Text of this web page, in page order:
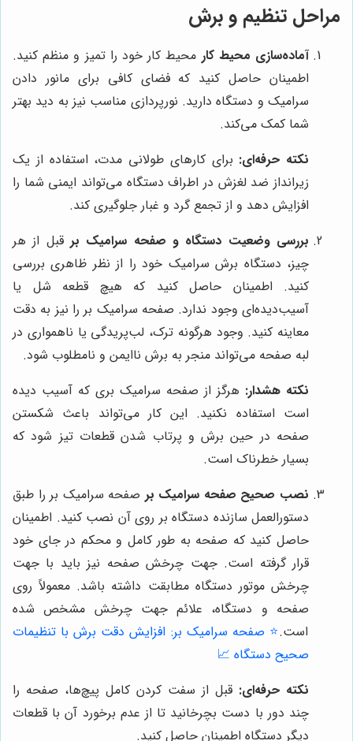
مراحل تنظیم و برش
آماده‌سازی محیط کار محیط کار خود را تمیز و منظم کنید.
اطمینان حاصل کنید که فضای کافی برای مانور دادن
سرامیک و دستگاه دارید. نورپردازی مناسب نیز به دید بهتر
شما کمک می‌کند.
نکته حرفه‌ای: برای کارهای طولانی مدت، استفاده از یک
زیرانداز ضد لغزش در اطراف دستگاه می‌تواند ایمنی شما را
افزایش دهد و از تجمع گرد و غبار جلوگیری کند.
بررسی وضعیت دستگاه و صفحه سرامیک بر قبل از هر
چیز، دستگاه برش سرامیک خود را از نظر ظاهری بررسی
کنید. اطمینان حاصل کنید که هیچ قطعه شل یا
آسیب‌دیده‌ای وجود ندارد. صفحه سرامیک بر را نیز به دقت
معاینه کنید. وجود هرگونه ترک، لب‌پریدگی یا ناهمواری در
لبه صفحه می‌تواند منجر به برش ناایمن و نامطلوب شود.
نکته هشدار: هرگز از صفحه سرامیک بری که آسیب دیده
است استفاده نکنید. این کار می‌تواند باعث شکستن
صفحه در حین برش و پرتاب شدن قطعات تیز شود که
بسیار خطرناک است.
نصب صحیح صفحه سرامیک بر صفحه سرامیک بر را طبق
دستورالعمل سازنده دستگاه بر روی آن نصب کنید. اطمینان
حاصل کنید که صفحه به طور کامل و محکم در جای خود
قرار گرفته است. جهت چرخش صفحه نیز باید با جهت
چرخش موتور دستگاه مطابقت داشته باشد. معمولاً روی
صفحه و دستگاه، علائم جهت چرخش مشخص شده
است.⭐️ صفحه سرامیک بر: افزایش دقت برش با تنظیمات
صحیح دستگاه 📈
نکته حرفه‌ای: قبل از سفت کردن کامل پیچ‌ها، صفحه را
چند دور با دست بچرخانید تا از عدم برخورد آن با قطعات
دیگر دستگاه اطمینان حاصل کنید.